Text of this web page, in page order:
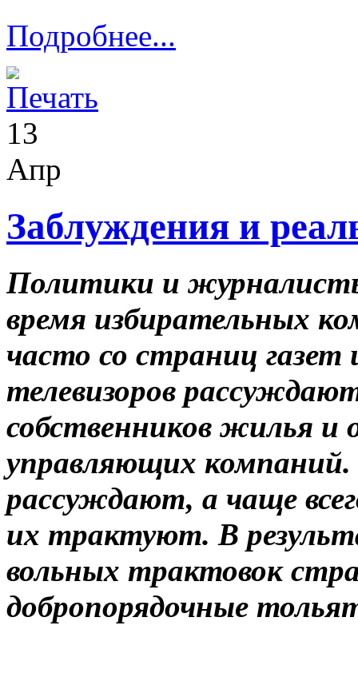
Подробнее...
13
Апр
Заблуждения и
Политики и
время избирательных
часто со страниц газет
телевизоров
собственников жилья и
управляющих
рассуждают, а чаще
их трактуют. В
вольных трактовок
добропорядочные